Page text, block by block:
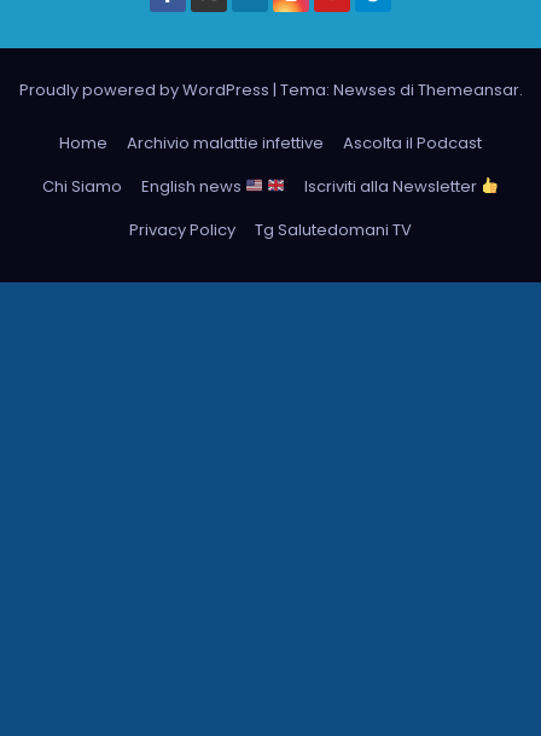
Proudly powered by WordPress | Tema: Newses di Themeansar.
Home Archivio malattie infettive
Ascolta il Podcast
Chi Siamo
English news
Iscriviti alla Newsletter
Privacy Policy
Tg Salutedomani TV